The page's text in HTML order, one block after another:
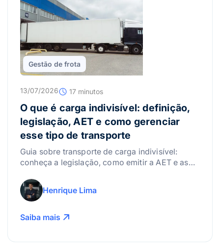
Gestão de frota
13/07/2026 17 minutos
O que é carga indivisível: definição,
legislação, AET e como gerenciar
esse tipo de transporte
Guia sobre transporte de carga indivisível:
conheça a legislação, como emitir a AET e as
Henrique Lima
Saiba mais